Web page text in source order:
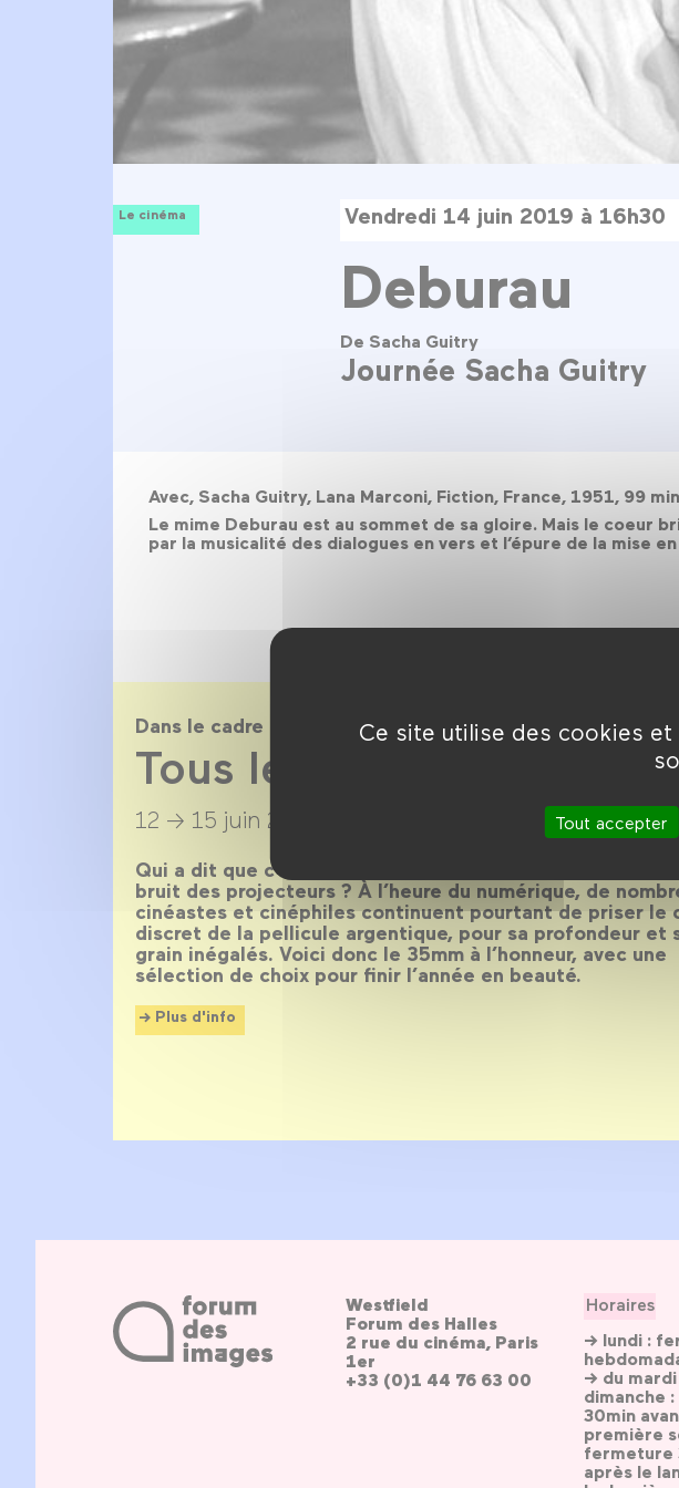
Ce site utilise des cookies
Tout accepter
Le cinéma Vendredi 14 juin 2019 à 16h30
Deburau
De Sacha Guitry
Journée Sacha Guitry
Avec, Sacha Guitry, Lana Marconi, Fiction, France, 1951, 99
Le mime Deburau est au sommet de sa gloire. Mais le coeur
par la musicalité des dialogues en vers et l’épure de la mise
Dans le cadre de
Tous les 35 du mois
12 → 15 juin 2019
Qui a dit que c’en était fini des bobines de films et du
bruit des projecteurs ? À l’heure du numérique, de
cinéastes et cinéphiles continuent pourtant de priser le
discret de la pellicule argentique, pour sa profondeur et
grain inégalés. Voici donc le 35mm à l’honneur, avec une
sélection de choix pour finir l’année en beauté.
Plus d'info
Westfield
Forum des Halles
2 rue du cinéma, Paris
1er
+33 (0)1 44 76 63 00
Horaires
→ lundi :
→ du mardi
dimanche
30min
première
fermeture
après le